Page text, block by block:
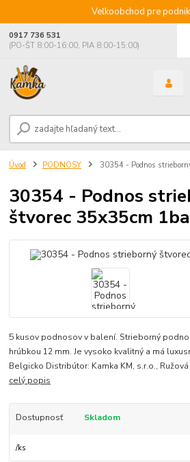
Veľkoobchod pre
0917 736 531
(PO-ŠT 8:00-16:00, PIA 8:00-15:00)
Úvod PODNOSY 30354 - Podnos
30354 - Podnos
štvorec 35x35cm
5 kusov podnosov v balení. Strieborný
hrúbkou 12 mm. Je vysoko kvalitný a má
Belgicko Distribútor: Kamka KM, s.r.o.,
celý popis
Dostupnosť Skladom
/ks